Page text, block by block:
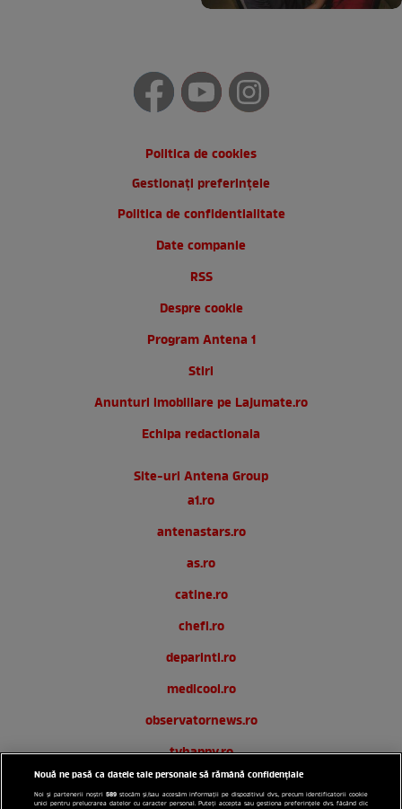
Politica de cookies
Gestionați preferințele
Politica de confidentialitate
Date companie
RSS
Despre cookie
Program Antena 1
Stiri
Anunturi imobiliare pe Lajumate.ro
Echipa redactionala
Site-uri Antena Group
a1.ro
antenastars.ro
as.ro
catine.ro
chefi.ro
deparinti.ro
medicool.ro
observatornews.ro
tvhappy.ro
useit.ro
Nouă ne pasă ca datele tale personale să rămână confidențiale
Noi și partenerii noștri589 stocăm și/sau accesăm informații pe dispozitivul dvs., precum identificatorii cookie
unici pentru prelucrarea datelor cu caracter personal. Puteți accepta sau gestiona preferințele dvs. făcând clic